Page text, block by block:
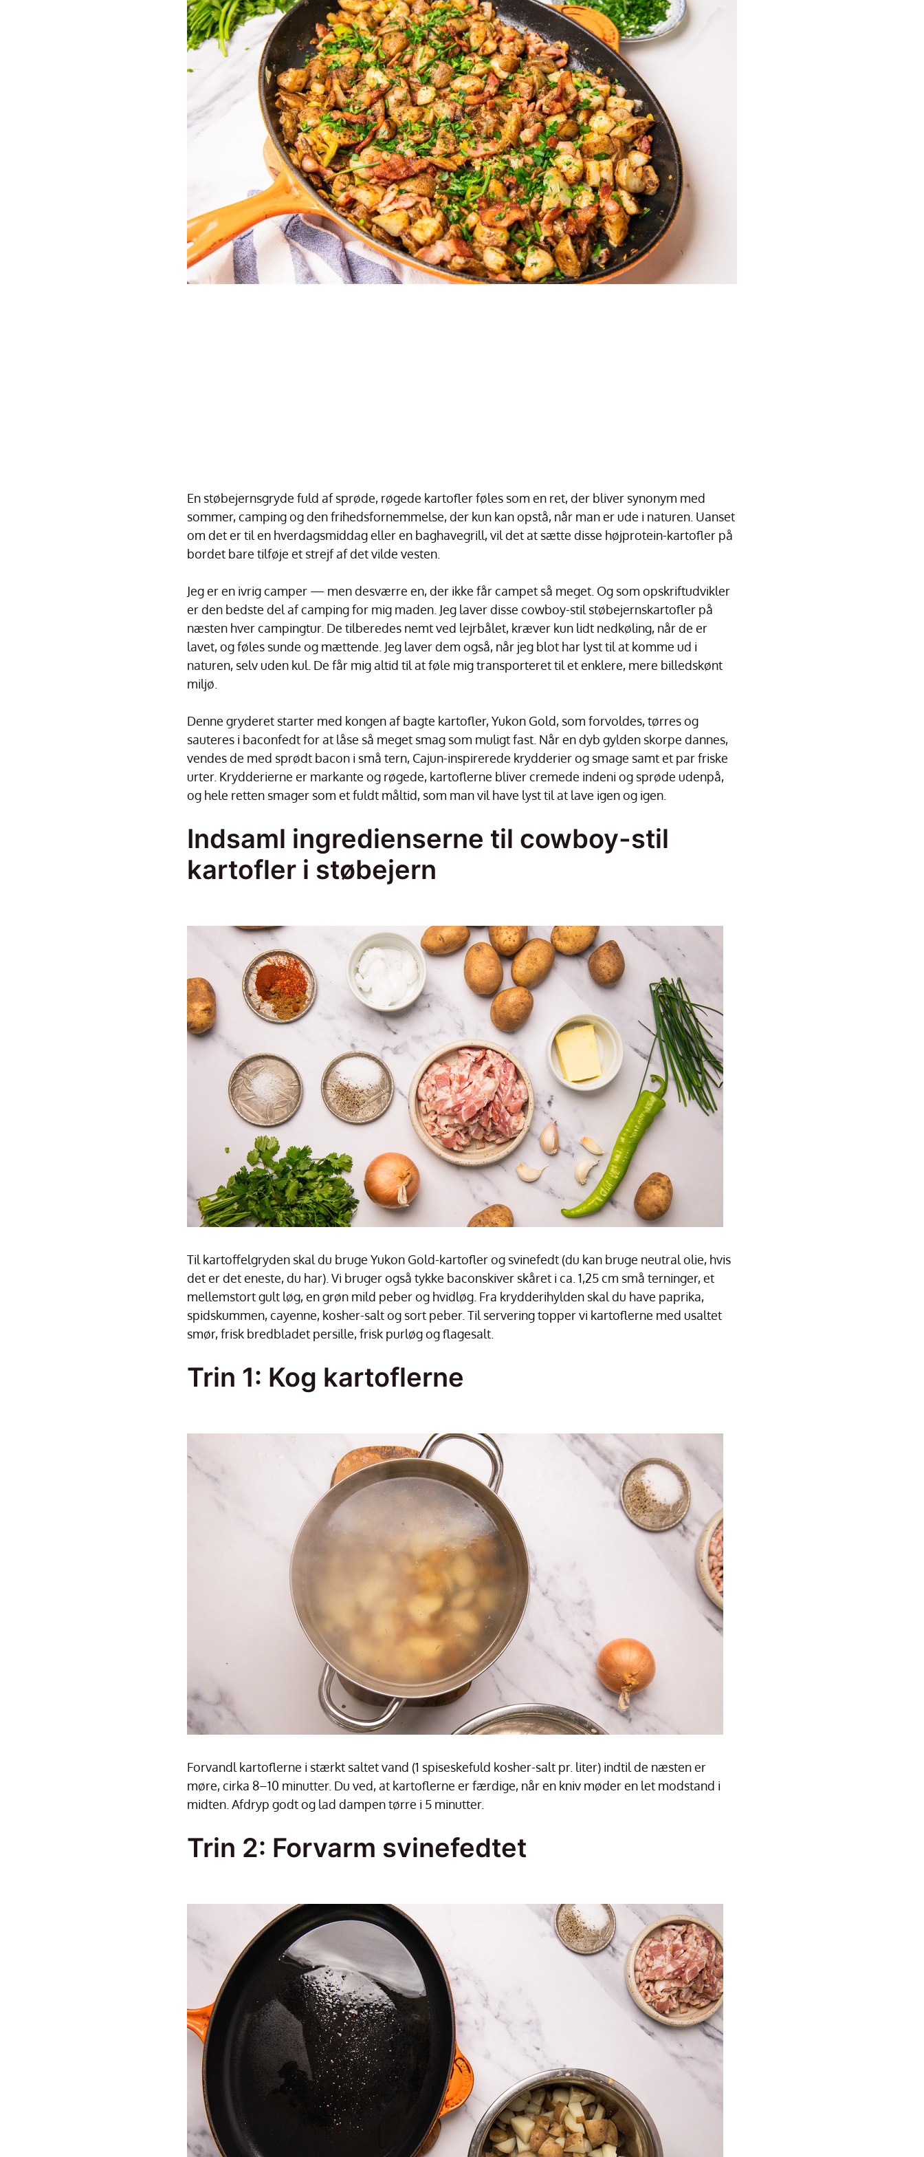
En støbejernsgryde fuld af sprøde, røgede kartofler føles som en ret, der bliver synonym med
sommer, camping og den frihedsfornemmelse, der kun kan opstå, når man er ude i naturen. Uanset
om det er til en hverdagsmiddag eller en baghavegrill, vil det at sætte disse højprotein-kartofler på
bordet bare tilføje et strejf af det vilde vesten.
Jeg er en ivrig camper — men desværre en, der ikke får campet så meget. Og som opskriftudvikler
er den bedste del af camping for mig maden. Jeg laver disse cowboy-stil støbejernskartofler på
næsten hver campingtur. De tilberedes nemt ved lejrbålet, kræver kun lidt nedkøling, når de er
lavet, og føles sunde og mættende. Jeg laver dem også, når jeg blot har lyst til at komme ud i
naturen, selv uden kul. De får mig altid til at føle mig transporteret til et enklere, mere billedskønt
miljø.
Denne gryderet starter med kongen af bagte kartofler, Yukon Gold, som forvoldes, tørres og
sauteres i baconfedt for at låse så meget smag som muligt fast. Når en dyb gylden skorpe dannes,
vendes de med sprødt bacon i små tern, Cajun-inspirerede krydderier og smage samt et par friske
urter. Krydderierne er markante og røgede, kartoflerne bliver cremede indeni og sprøde udenpå,
og hele retten smager som et fuldt måltid, som man vil have lyst til at lave igen og igen.
Indsaml ingredienserne til cowboy-stil
kartofler i støbejern
Til kartoffelgryden skal du bruge Yukon Gold-kartofler og svinefedt (du kan bruge neutral olie, hvis
det er det eneste, du har). Vi bruger også tykke baconskiver skåret i ca. 1,25 cm små terninger, et
mellemstort gult løg, en grøn mild peber og hvidløg. Fra krydderihylden skal du have paprika,
spidskummen, cayenne, kosher-salt og sort peber. Til servering topper vi kartoflerne med usaltet
smør, frisk bredbladet persille, frisk purløg og flagesalt.
Trin 1: Kog kartoflerne
Forvandl kartoflerne i stærkt saltet vand (1 spiseskefuld kosher-salt pr. liter) indtil de næsten er
møre, cirka 8–10 minutter. Du ved, at kartoflerne er færdige, når en kniv møder en let modstand i
midten. Afdryp godt og lad dampen tørre i 5 minutter.
Trin 2: Forvarm svinefedtet